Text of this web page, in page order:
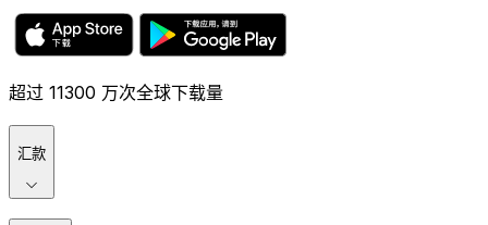
超过 11300 万次全球下载量
汇款